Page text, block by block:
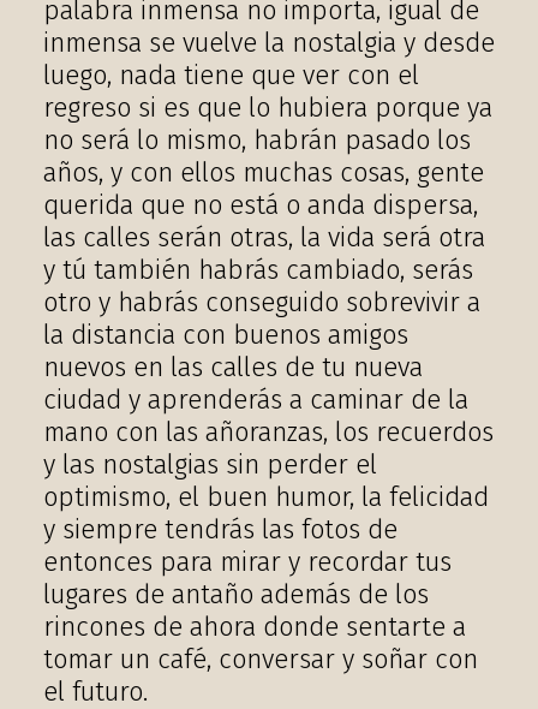
palabra inmensa no importa, igual de
inmensa se vuelve la nostalgia y desde
luego, nada tiene que ver con el
regreso si es que lo hubiera porque ya
no será lo mismo, habrán pasado los
años, y con ellos muchas cosas, gente
querida que no está o anda dispersa,
las calles serán otras, la vida será otra
y tú también habrás cambiado, serás
otro y habrás conseguido sobrevivir a
la distancia con buenos amigos
nuevos en las calles de tu nueva
ciudad y aprenderás a caminar de la
mano con las añoranzas, los recuerdos
y las nostalgias sin perder el
optimismo, el buen humor, la felicidad
y siempre tendrás las fotos de
entonces para mirar y recordar tus
lugares de antaño además de los
rincones de ahora donde sentarte a
tomar un café, conversar y soñar con
el futuro.